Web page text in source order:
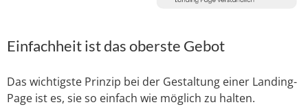
Einfachheit ist das oberste Gebot
Das wichtigste Prinzip bei der Gestaltung einer Landing-
Page ist es, sie so einfach wie möglich zu halten.